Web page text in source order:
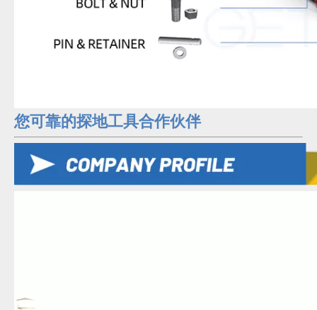
您可靠的探地工具合作伙伴